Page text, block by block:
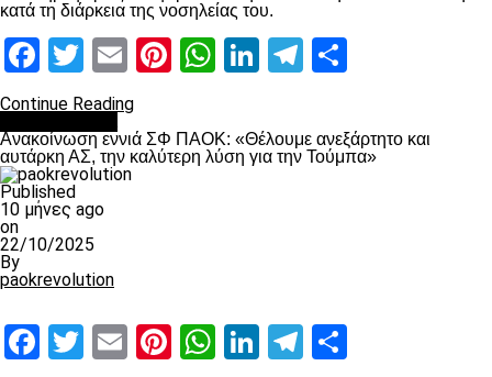
κατά τη διάρκεια της νοσηλείας του.
Facebook
Twitter
EmailPinterest
WhatsApp
LinkedIn
Telegram
Continue Reading
Ανακοίνωση εννιά ΣΦ ΠΑΟΚ: «Θέλουμε ανεξάρτητο και
αυτάρκη ΑΣ, την καλύτερη λύση για την Τούμπα»
Published
10 μήνες ago
on
22/10/2025
By
paokrevolution
Facebook
Twitter
EmailPinterest
WhatsApp
LinkedIn
Telegram